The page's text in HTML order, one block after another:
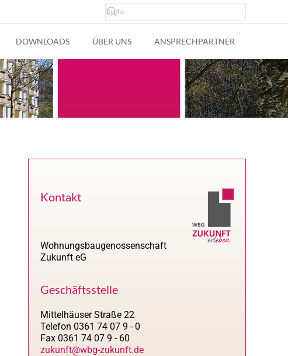
DOWNLOADS ÜBER UNS ANSPRECHPARTNER
Kontakt
Wohnungsbaugenossenschaft
Zukunft eG
Geschäftsstelle
Mittelhäuser Straße 22
Telefon 0361 74 07 9 - 0
Fax 0361 74 07 9 - 60
zukunft@wbg-zukunft.de